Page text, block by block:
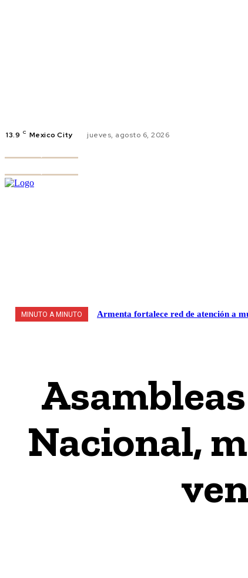
13.9 C Mexico City jueves, agosto 6, 2026
MINUTO A MINUTO Armenta fortalece red de atención a
Nacional,